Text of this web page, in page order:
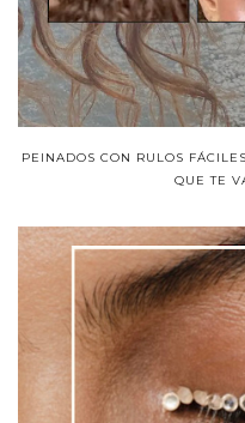
PEINADOS CON RULOS
QUE TE